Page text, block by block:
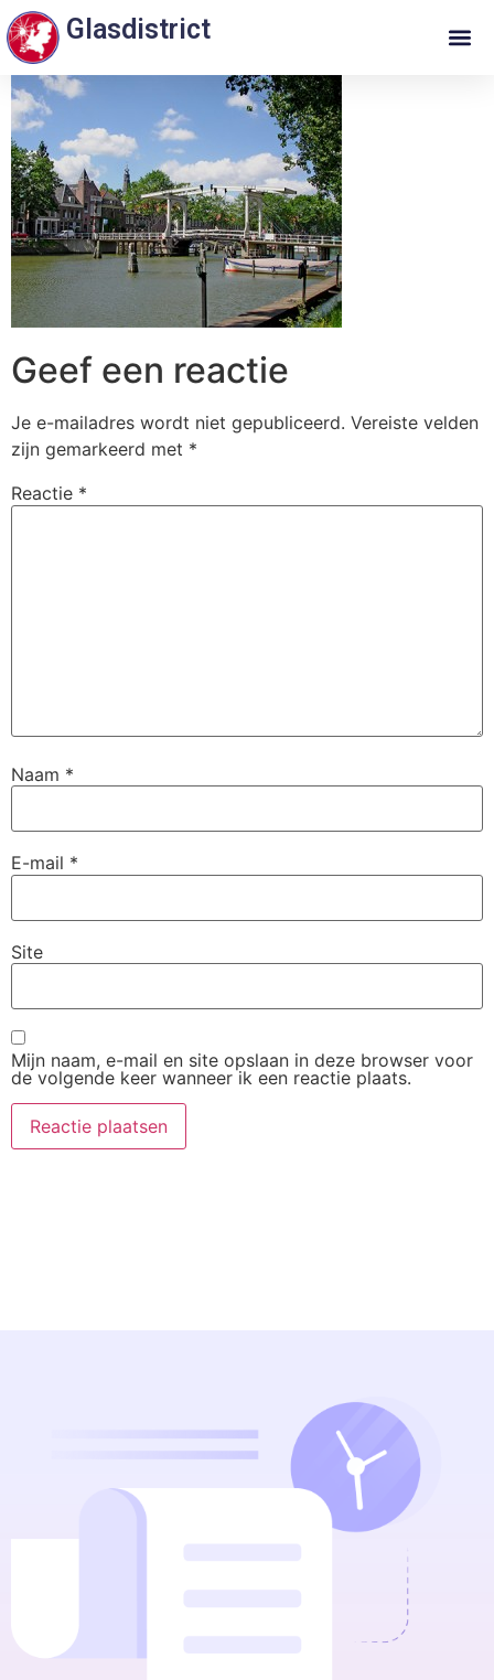
Glasdistrict
Geef een reactie
Je e-mailadres wordt niet gepubliceerd. Vereiste velden
zijn gemarkeerd met *
Reactie *
Naam *
E-mail *
Site
Mijn naam, e-mail en site opslaan in deze browser voor
de volgende keer wanneer ik een reactie plaats.